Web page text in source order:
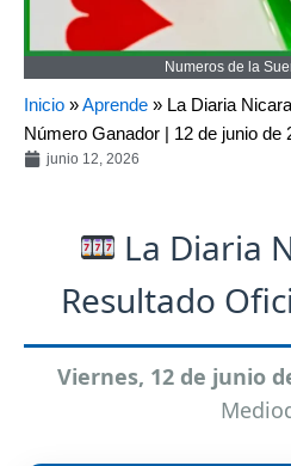
Numeros de la
Inicio »Aprende » La Diaria
Número Ganador | 12 de junio de
junio 12, 2026
La Diaria
Resultado
Viernes, 12 de junio